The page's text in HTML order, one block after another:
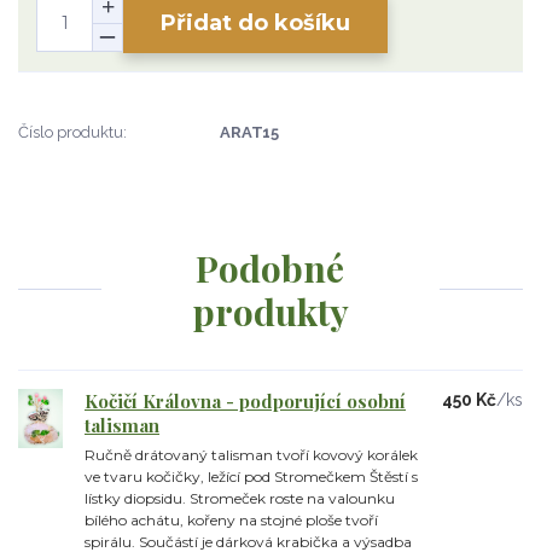
Přidat do košíku
Číslo produktu: ARAT15
Podobné
produkty
Kočičí Královna - podporující osobní
talisman
Ručně drátovaný talisman tvoří kovový korálek
ve tvaru kočičky, ležící pod Stromečkem Štěstí s
lístky diopsidu. Stromeček roste na valounku
bílého achátu, kořeny na stojné ploše tvoří
spirálu. Součástí je dárková krabička a výsadba
450 Kč/ks